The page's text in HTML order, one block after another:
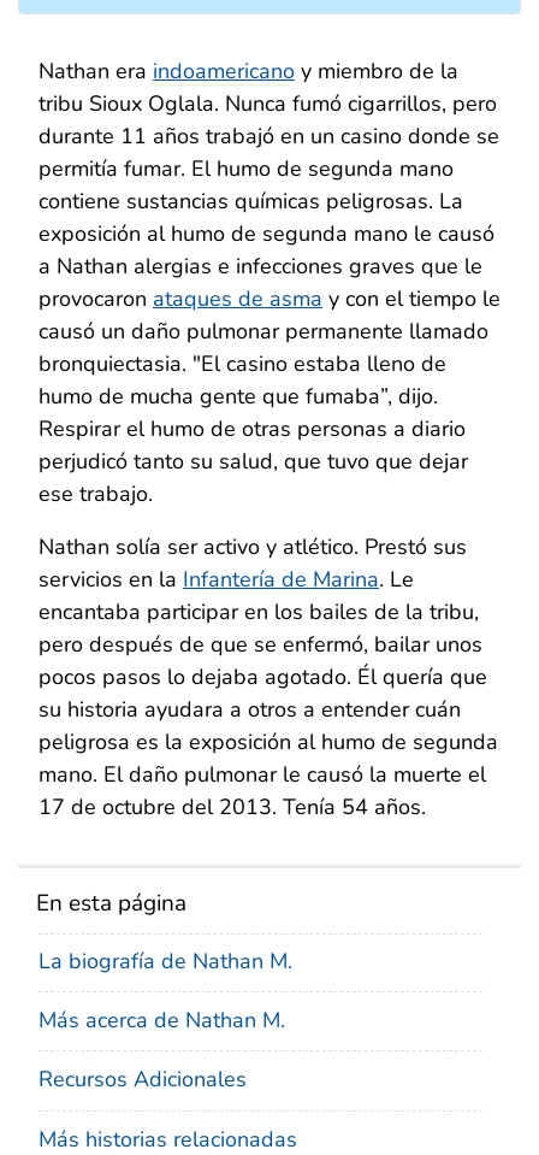
Nathan era indoamericano y miembro de la
tribu Sioux Oglala. Nunca fumó cigarrillos, pero
durante 11 años trabajó en un casino donde se
permitía fumar. El humo de segunda mano
contiene sustancias químicas peligrosas. La
exposición al humo de segunda mano le causó
a Nathan alergias e infecciones graves que le
provocaron ataques de asma y con el tiempo le
causó un daño pulmonar permanente llamado
bronquiectasia. ″El casino estaba lleno de
humo de mucha gente que fumaba”, dijo.
Respirar el humo de otras personas a diario
perjudicó tanto su salud, que tuvo que dejar
ese trabajo.
Nathan solía ser activo y atlético. Prestó sus
servicios en la Infantería de Marina. Le
encantaba participar en los bailes de la tribu,
pero después de que se enfermó, bailar unos
pocos pasos lo dejaba agotado. Él quería que
su historia ayudara a otros a entender cuán
peligrosa es la exposición al humo de segunda
mano. El daño pulmonar le causó la muerte el
17 de octubre del 2013. Tenía 54 años.
En esta página
La biografía de Nathan M.
Más acerca de Nathan M.
Recursos Adicionales
Más historias relacionadas